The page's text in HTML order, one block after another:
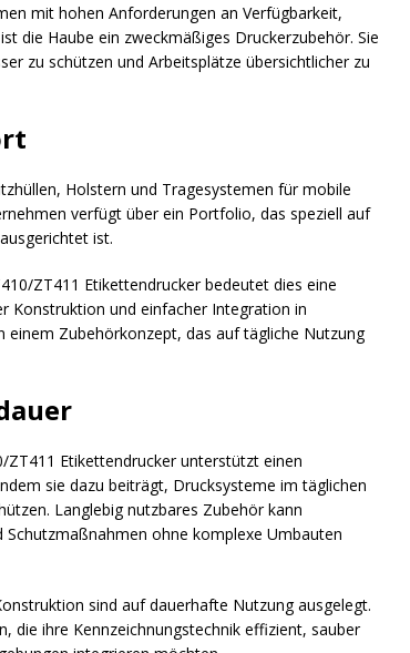
mit hohen Anforderungen an Verfügbarkeit,
die Haube ein zweckmäßiges Druckerzubehör. Sie
zu schützen und Arbeitsplätze übersichtlicher zu
Holstern und Tragesystemen für mobile
verfügt über ein Portfolio, das speziell auf
ist.
ZT411 Etikettendrucker bedeutet dies eine
Konstruktion und einfacher Integration in
Zubehörkonzept, das auf tägliche Nutzung
ZT411 Etikettendrucker unterstützt einen
sie dazu beiträgt, Drucksysteme im täglichen
Langlebig nutzbares Zubehör kann
ohne komplexe Umbauten
sind auf dauerhafte Nutzung ausgelegt.
die ihre Kennzeichnungstechnik effizient, sauber